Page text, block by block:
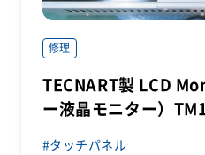
修理
TECNART製 LCD
ー液晶モニター）
タッチパネル